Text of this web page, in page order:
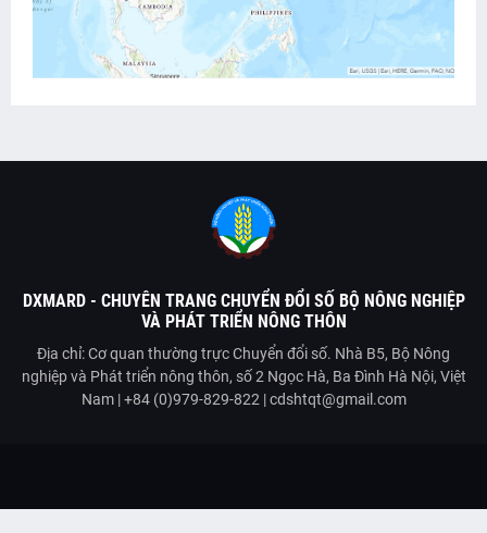
DXMARD - CHUYÊN TRANG CHUYỂN ĐỔI SỐ BỘ NÔNG NGHIỆP
VÀ PHÁT TRIỂN NÔNG THÔN
Địa chỉ: Cơ quan thường trực Chuyển đổi số. Nhà B5, Bộ Nông
nghiệp và Phát triển nông thôn, số 2 Ngọc Hà, Ba Đình Hà Nội, Việt
Nam | +84 (0)979-829-822 | cdshtqt@gmail.com